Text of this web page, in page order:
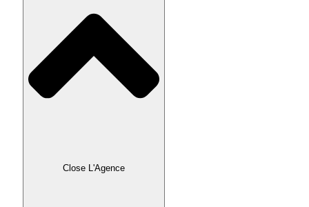
Close L'Agence